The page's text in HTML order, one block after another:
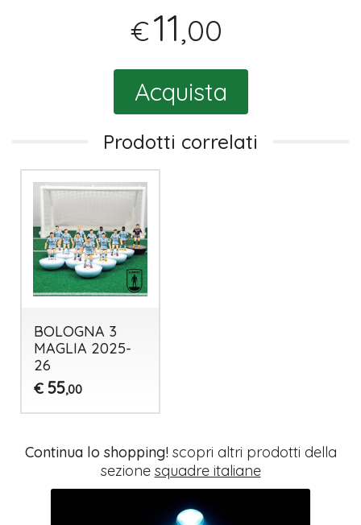
€11,00
Acquista
Prodotti correlati
BOLOGNA 3
MAGLIA 2025-
26
€ 55,00
Continua lo shopping!scopri altri prodotti della
sezione squadre italiane